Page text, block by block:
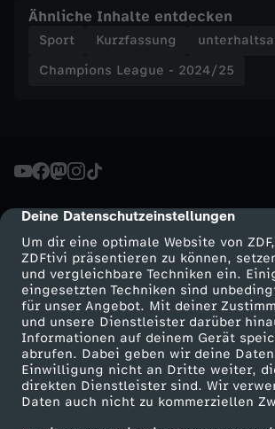
cmp-dialog-description
Deine Datenschutzeinstellungen
Um dir eine optimale Website von
ZDFtivi präsentieren zu können,
und vergleichbare Techniken ein.
eingesetzten Techniken sind
für unser Angebot. Mit deiner
und unsere Dienstleister darüber
Informationen auf deinem Gerät
abrufen. Dabei geben wir deine
Einwilligung nicht an Dritte weiter,
direkten Dienstleister sind. Wir
Daten auch nicht zu kommerziellen
r
S
u
n
d
e
g
i
n
Ähnliche Inhalte entdecken
Sport Kurzfassung
Champions League - 2024/25
Mehr ZDF
ZDF-Apps
Smart TV
ZDFtext
Service
ZDFmitreden
Kontakt
Tickets